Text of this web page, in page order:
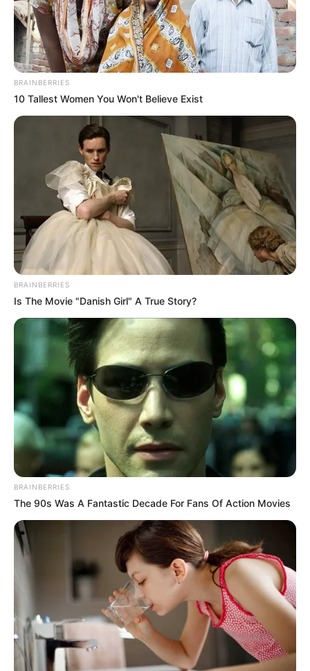
Wulan Guritno
5
fans love
VOTE
Tanggal Lahir:
14 April1980
Tempat Lahir:
London,Britania Raya
Umur:
46 Tahun
Profesi:
Aktris,Model,Pengusaha,Presenter
Edit
Wulan Guritno adalah seorang aktris, model, pengusaha dan
presenter yang berkebangsaan Indonesia dan lahir di London.
Ia populer setelah berperan di filmGie(2005),
Nagabonar Jadi
BRAINBERRIES
10 Tallest Women You Won't Believe Exist
BRAINBERRIES
Is The Movie "Danish Girl" A True Story?
BRAINBERRIES
The 90s Was A Fantastic Decade For Fans Of Action Movies